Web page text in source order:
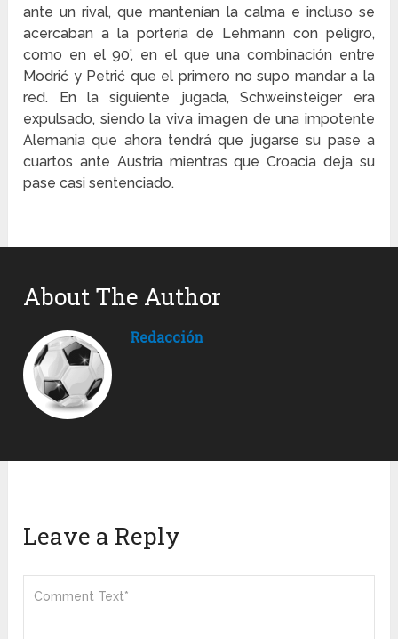
ante un rival, que mantenían la calma e incluso se
acercaban a la portería de Lehmann con peligro,
como en el 90’, en el que una combinación entre
Modrić y Petrić que el primero no supo mandar a la
red. En la siguiente jugada, Schweinsteiger era
expulsado, siendo la viva imagen de una impotente
Alemania que ahora tendrá que jugarse su pase a
cuartos ante Austria mientras que Croacia deja su
pase casi sentenciado.
About The Author
Redacción
Leave a Reply